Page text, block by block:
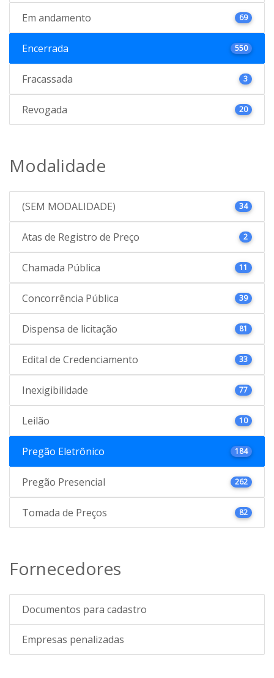
Em andamento 69
Encerrada 550
Fracassada 3
Revogada 20
Modalidade
(SEM MODALIDADE) 34
Atas de Registro de Preço 2
Chamada Pública 11
Concorrência Pública 39
Dispensa de licitação 81
Edital de Credenciamento 33
Inexigibilidade 77
Leilão 10
Pregão Eletrônico 184
Pregão Presencial 262
Tomada de Preços 82
Fornecedores
Documentos para cadastro
Empresas penalizadas